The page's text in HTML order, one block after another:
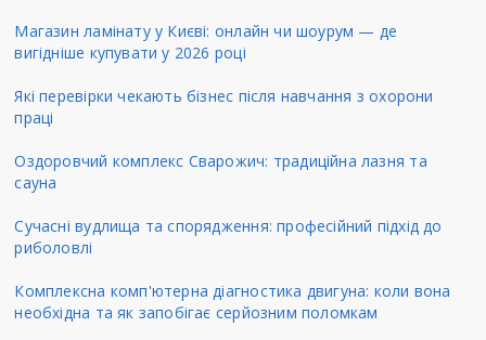
Магазин ламінату у Києві: онлайн чи шоурум — де
вигідніше купувати у 2026 році
Які перевірки чекають бізнес після навчання з охорони
праці
Оздоровчий комплекс Сварожич: традиційна лазня та
сауна
Сучасні вудлища та спорядження: професійний підхід до
риболовлі
Комплексна комп'ютерна діагностика двигуна: коли вона
необхідна та як запобігає серйозним поломкам